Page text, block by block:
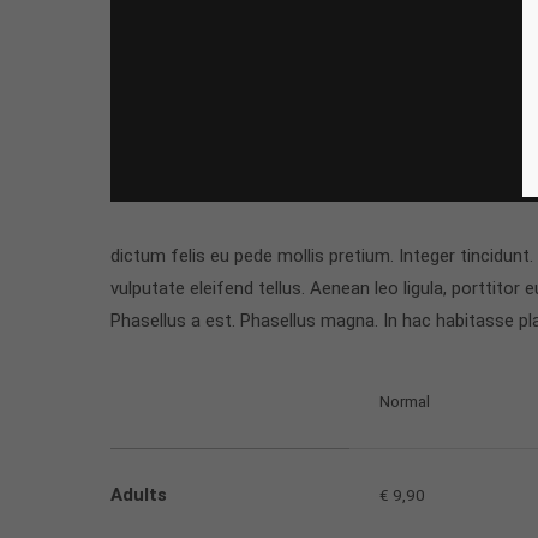
dictum felis eu pede mollis pretium. Integer
vulputate eleifend tellus. Aenean leo ligula, porttitor
Phasellus a est. Phasellus magna. In hac habitasse
Normal
Adults € 9,90